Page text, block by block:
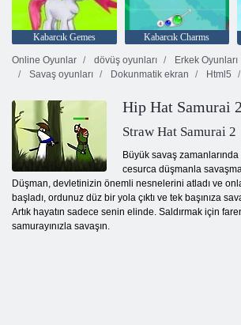
Kabarcık Gemes Kabarcık Charms
Online Oyunlar
dövüş oyunları Erkek Oyunları
Savaş oyunları
Dokunmatik ekran Html5
Hip Hat Samurai 2
Straw Hat Samurai 2
Büyük savaş
cesurca düşmanla
Düşman, devletinizin önemli nesnelerini atladı ve
başladı, ordunuz düz bir yola çıktı ve tek başınıza
Artık hayatın sadece senin elinde. Saldırmak için
samurayınızla savaşın.